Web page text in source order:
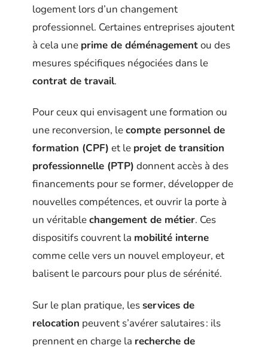
logement lors d’un changement
professionnel. Certaines entreprises ajoutent
à cela une prime de déménagementou des
mesures spécifiques négociées dans le
contrat de travail.
Pour ceux qui envisagent une formation ou
une reconversion, lecompte personnel de
formation (CPF) et le projet de transition
professionnelle (PTP) donnent accès à des
financements pour se former, développer de
nouvelles compétences, et ouvrir la porte à
un véritablechangement de métier. Ces
dispositifs couvrent la mobilité interne
comme celle vers un nouvel employeur, et
balisent le parcours pour plus de sérénité.
Sur le plan pratique, lesservices de
relocation peuvent s’avérer salutaires : ils
prennent en charge la recherche de